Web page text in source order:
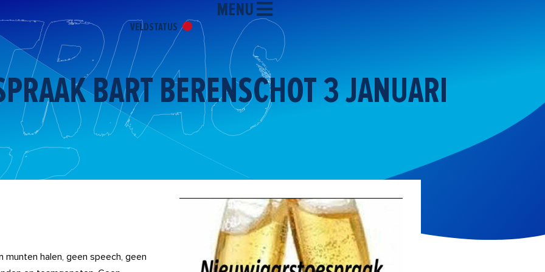
VELDSTATUS
MENU
BART BERENSCHOT 3 JANUARI
halen, geen speech, geen